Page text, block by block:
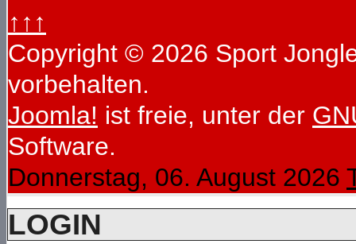
↑↑↑
Copyright © 2026 Sport
vorbehalten.
Joomla! ist freie, unter der
Software.
Donnerstag, 06. August 2026
LOGIN